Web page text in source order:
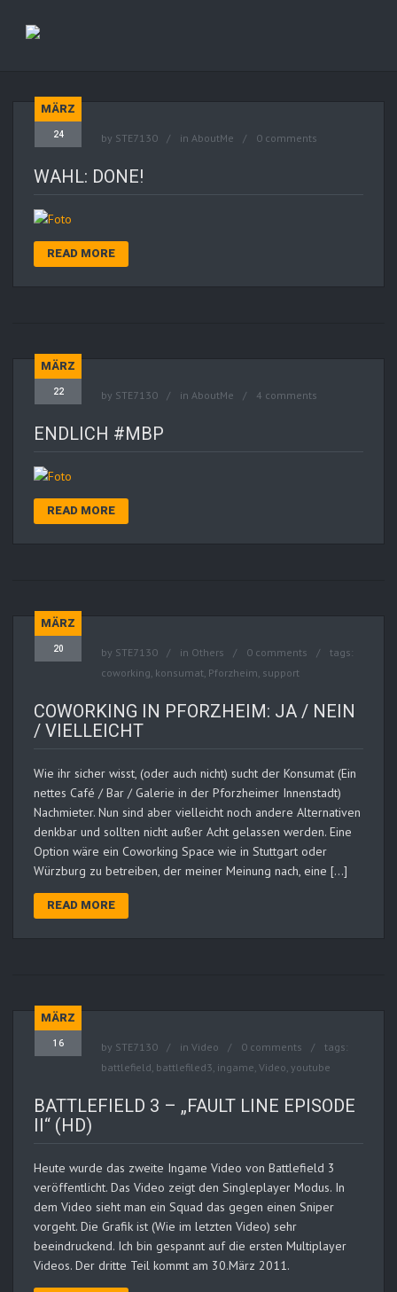
MÄRZ
24 by STE7130 in AboutMe 0 comments
WAHL: DONE!
READ MORE
MÄRZ
22 by STE7130 in AboutMe 4 comments
ENDLICH #MBP
READ MORE
MÄRZ
20 by STE7130 in Others 0 comments
tags:
coworking, konsumat, Pforzheim, support
COWORKING IN PFORZHEIM: JA / NEIN
/ VIELLEICHT
Wie ihr sicher wisst, (oder auch nicht) sucht der Konsumat (Ein
nettes Café / Bar / Galerie in der Pforzheimer Innenstadt)
Nachmieter. Nun sind aber vielleicht noch andere Alternativen
denkbar und sollten nicht außer Acht gelassen werden. Eine
Option wäre ein Coworking Space wie in Stuttgart oder
Würzburg zu betreiben, der meiner Meinung nach, eine […]
READ MORE
MÄRZ
16 by STE7130 in Video 0 comments
tags:
battlefield, battlefiled3, ingame, Video, youtube
BATTLEFIELD 3 – „FAULT LINE EPISODE
II“ (HD)
Heute wurde das zweite Ingame Video von Battlefield 3
veröffentlicht. Das Video zeigt den Singleplayer Modus. In
dem Video sieht man ein Squad das gegen einen Sniper
vorgeht. Die Grafik ist (Wie im letzten Video) sehr
beeindruckend. Ich bin gespannt auf die ersten Multiplayer
Videos. Der dritte Teil kommt am 30.März 2011.